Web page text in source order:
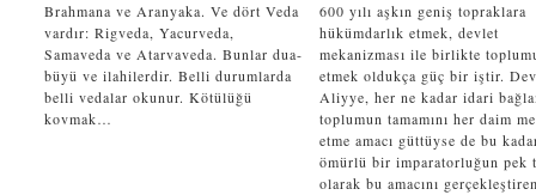
Brahmana ve Aranyaka. Ve dört Veda
vardır: Rigveda, Yacurveda,
Samaveda ve Atarvaveda. Bunlar dua-
büyü ve ilahilerdir. Belli durumlarda
belli vedalar okunur. Kötülüğü
kovmak…
600 yılı aşkın geniş topraklara
hükümdarlık etmek, devlet
mekanizması ile birlikte
etmek oldukça güç bir iştir.
Aliyye, her ne kadar idari
toplumun tamamını her daim
etme amacı güttüyse de bu
ömürlü bir imparatorluğun pek
olarak bu amacını